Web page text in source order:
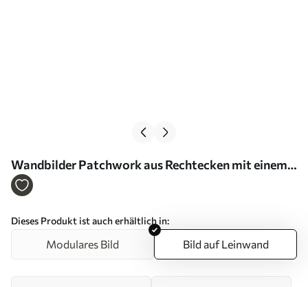
Wandbilder Patchwork aus Rechtecken mit einem
sanften orangefarbenen Bogen Art. s46534
Dieses Produkt ist auch erhältlich in:
Modulares Bild Bild auf Leinwand